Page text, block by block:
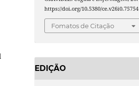
https://doi.org/10.5380/ce.v26i0.75754
Fomatos de Citação
EDIÇÃO